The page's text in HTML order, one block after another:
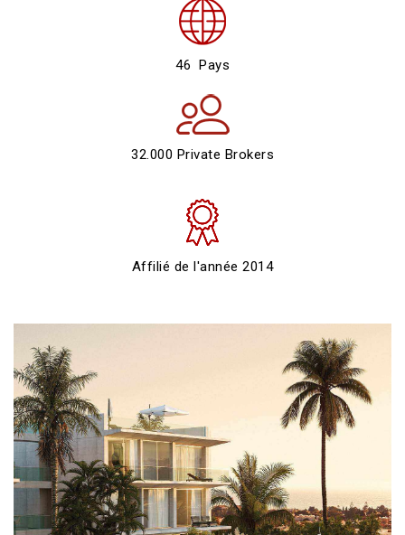
46 Pays
32.000 Private Brokers
Affilié de l'année 2014